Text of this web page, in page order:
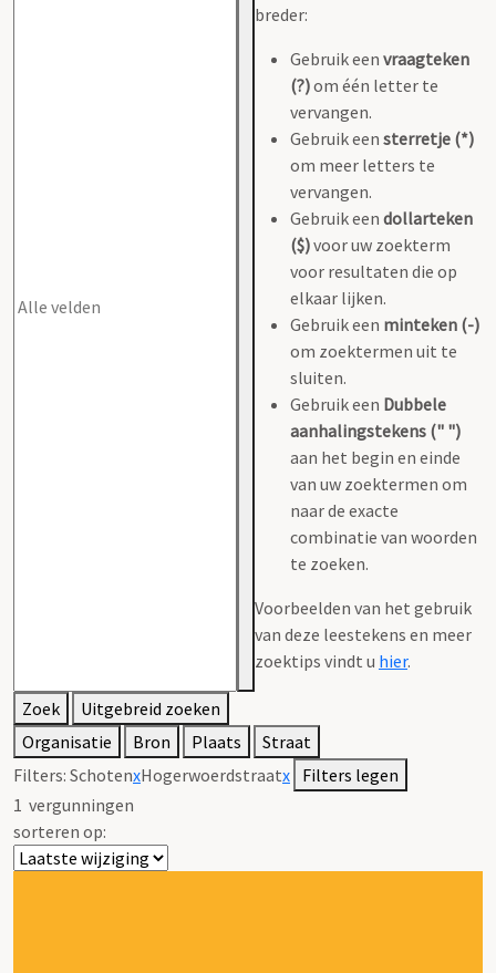
breder:
Gebruik een vraagteken
(?)om één letter te
vervangen.
Gebruik een sterretje (*)
om meer letters te
vervangen.
Gebruik een dollarteken
($)voor uw zoekterm
voor resultaten die op
elkaar lijken.
Gebruik een minteken (-)
om zoektermen uit te
sluiten.
Gebruik een Dubbele
aanhalingstekens (" ")
aan het begin en einde
van uw zoektermen om
naar de exacte
combinatie van woorden
te zoeken.
Voorbeelden van het gebruik
van deze leestekens en meer
zoektips vindt u hier.
Zoek
Uitgebreid zoeken
Organisatie
Bron Plaats
Straat
Filters: SchotenxHogerwoerdstraatx Filters legen
1 vergunningen
sorteren op: